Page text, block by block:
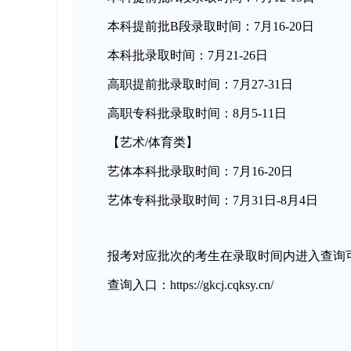
本科提前批B段录取时间：7月16-20日
本科批录取时间：7月21-26日
高职提前批录取时间：7月27-31日
高职专科批录取时间：8月5-11日
【艺术/体育类】
艺体本科批录取时间：7月16-20日
艺体专科批录取时间：7月31日-8月4日
报考对应批次的考生在录取时间内进入查询
查询入口：https://gkcj.cqksy.cn/